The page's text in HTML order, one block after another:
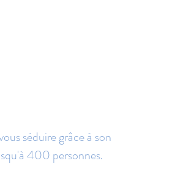
séduire grâce à son
400 personnes.